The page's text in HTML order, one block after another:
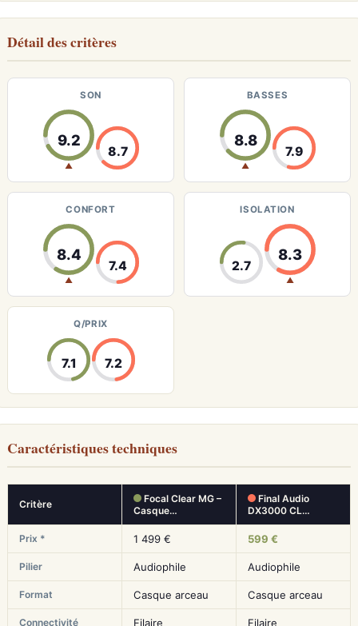
Détail des critères
SON
9.2
▲
8.7
BASSES
8.8
▲
7.9
CONFORT
8.4
▲
7.4
ISOLATION
2.7
8.3
▲
Q/PRIX
7.1 7.2
Caractéristiques techniques
Critère
Focal Clear MG –
Casque…
Final Audio
DX3000 CL…
Prix * 1 499 € 599 €
Pilier Audiophile Audiophile
Format Casque arceau Casque arceau
Connectivité Filaire Filaire